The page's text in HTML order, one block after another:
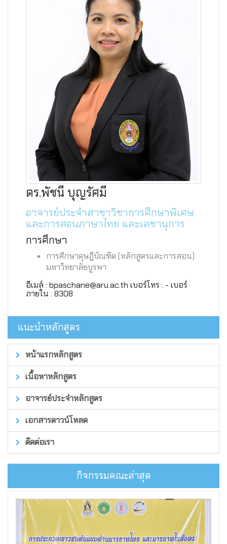
ดร.พัชนี บุญรัศมี
อาจารย์ประจำสาขาวิชาการศึกษาพิเศษ
และการสอนภาษาไทย และเลขานุการ
การศึกษา
การศึกษาดุษฎีบัณฑิต (หลักสูตรและการสอน)
มหาวิทยาลัยบูรพา
อีเมล์ : bpaschane@aru.ac.th เบอร์โทร : - เบอร์
ภายใน : 8308
แนะนำหลักสูตร
หน้าแรกหลักสูตร
เนื้อหาหลักสูตร
อาจารย์ประจำหลักสูตร
เอกสารดาวน์โหลด
ติดต่อเรา
กิจกรรมคณะล่าสุด